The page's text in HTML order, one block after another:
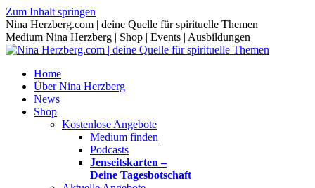
Zum Inhalt springen
Nina Herzberg.com | deine Quelle für spirituelle Themen
Medium Nina Herzberg | Shop | Events | Ausbildungen
Home
Über Nina Herzberg
News
Shop
Kostenlose Angebote
Medium finden
Podcasts
Jenseitskarten –
Deine Tagesbotschaft